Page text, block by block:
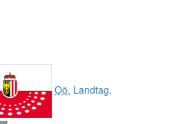
Oö. Landtag.